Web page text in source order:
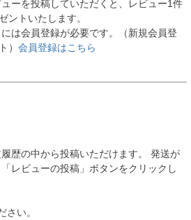
ーを投稿していただくと、レビュー1件
ントいたします。
は会員登録が必要です。（新規会員登
） 会員登録はこちら
歴の中から投稿いただけます。 発送が
レビューの投稿」ボタンをクリックし
さい。